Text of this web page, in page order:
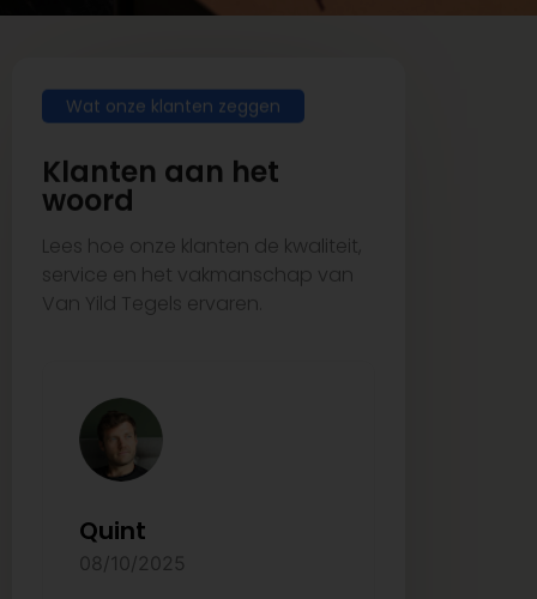
Wat onze klanten zeggen
Klanten aan het
woord
Lees hoe onze klanten de kwaliteit,
service en het vakmanschap van
Van Yild Tegels ervaren.
Quint
08/10/2025